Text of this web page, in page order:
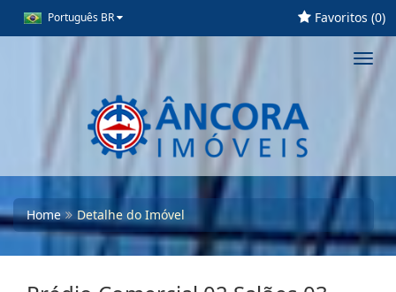
Português BR Favoritos (0)
Home Detalhe do Imóvel